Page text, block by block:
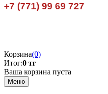
+7 (771) 99 69 727
Корзина(0)
Итог:0 тг
Ваша корзина пуста
Меню